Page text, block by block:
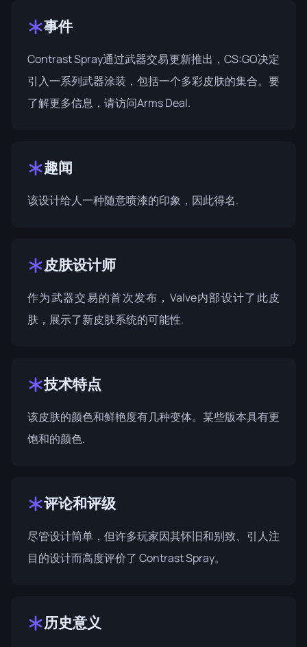
事件
Contrast Spray通过武器交易更新推出，CS:GO决定
引入一系列武器涂装，包括一个多彩皮肤的集合。要
了解更多信息，请访问Arms Deal.
趣闻
该设计给人一种随意喷漆的印象，因此得名.
皮肤设计师
作为武器交易的首次发布，Valve内部设计了此皮
肤，展示了新皮肤系统的可能性.
技术特点
该皮肤的颜色和鲜艳度有几种变体。某些版本具有更
饱和的颜色.
评论和评级
尽管设计简单，但许多玩家因其怀旧和别致、引人注
目的设计而高度评价了 Contrast Spray。
历史意义